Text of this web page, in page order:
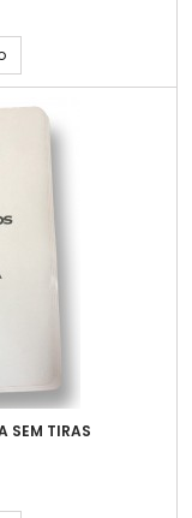
SEM TIRAS